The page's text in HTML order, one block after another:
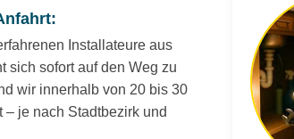
Installateure aus
sich sofort auf den Weg zu
wir innerhalb von 20 bis 30
– je nach Stadtbezirk und